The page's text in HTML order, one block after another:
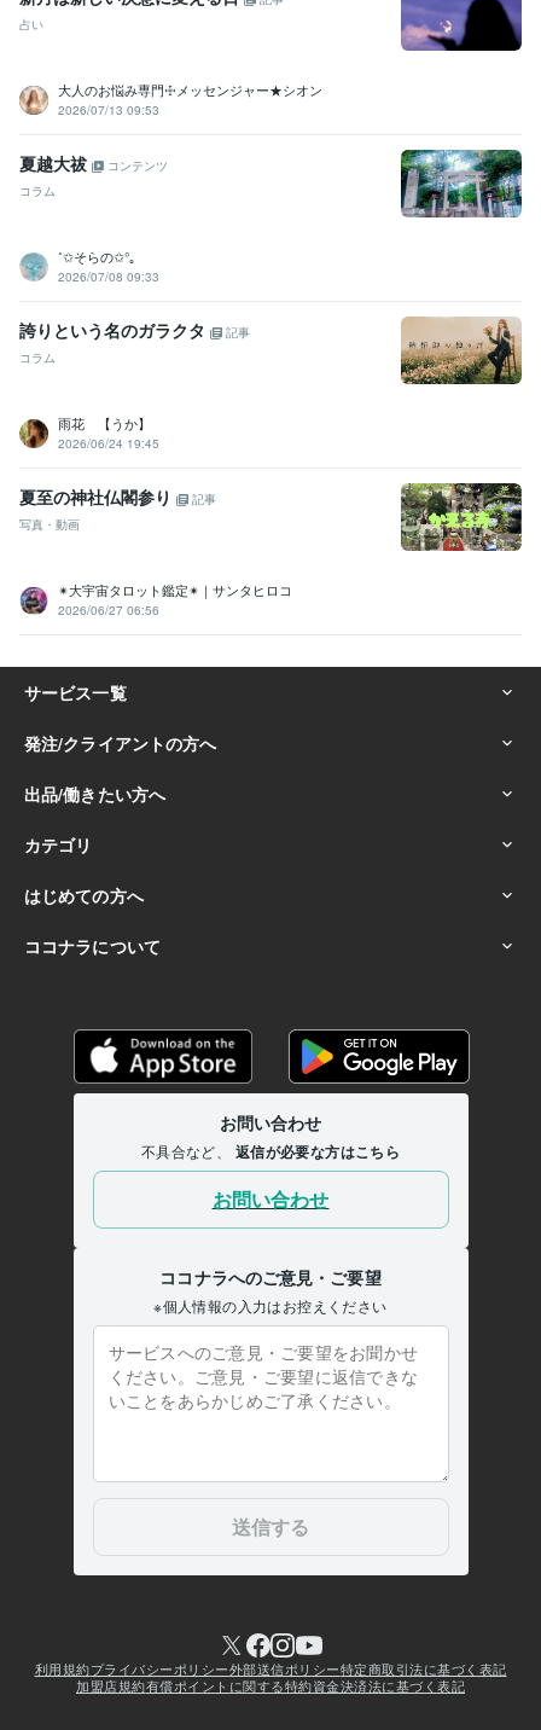
占い
大人のお悩み専門☩メッセンジャー★シオン
2026/07/13 09:53
夏越大祓
コンテンツ
コラム
˚✩そらの✩°｡
2026/07/08 09:33
誇りという名のガラクタ
記事
コラム
雨花 【うか】
2026/06/24 19:45
夏至の神社仏閣参り
記事
写真・動画
✴︎大宇宙タロット鑑定✴︎｜サンタヒロコ
2026/06/27 06:56